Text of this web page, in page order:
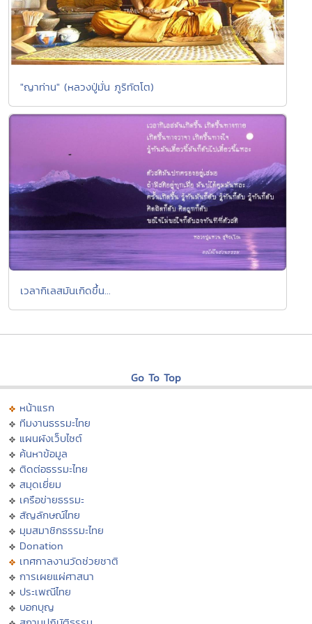
"ญาท่าน" (หลวงปู่มั่น ภูริทัตโต)
เวลากิเลสมันเกิดขึ้น...
Go To Top
หน้าแรก
ทีมงานธรรมะไทย
แผนผังเว็บไซต์
ค้นหาข้อมูล
ติดต่อธรรมะไทย
สมุดเยี่ยม
เครือข่ายธรรมะ
สัญลักษณ์ไทย
มุมสมาชิกธรรมะไทย
Donation
เทศกาลงานวัดช่วยชาติ
การเผยแผ่ศาสนา
ประเพณีไทย
บอกบุญ